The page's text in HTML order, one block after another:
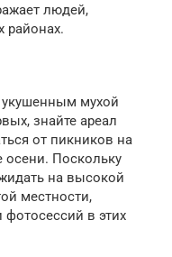
людей,
районах.
укушенным мухой
знайте ареал
от пикников на
осени. Поскольку
на высокой
местности,
фотосессий в этих